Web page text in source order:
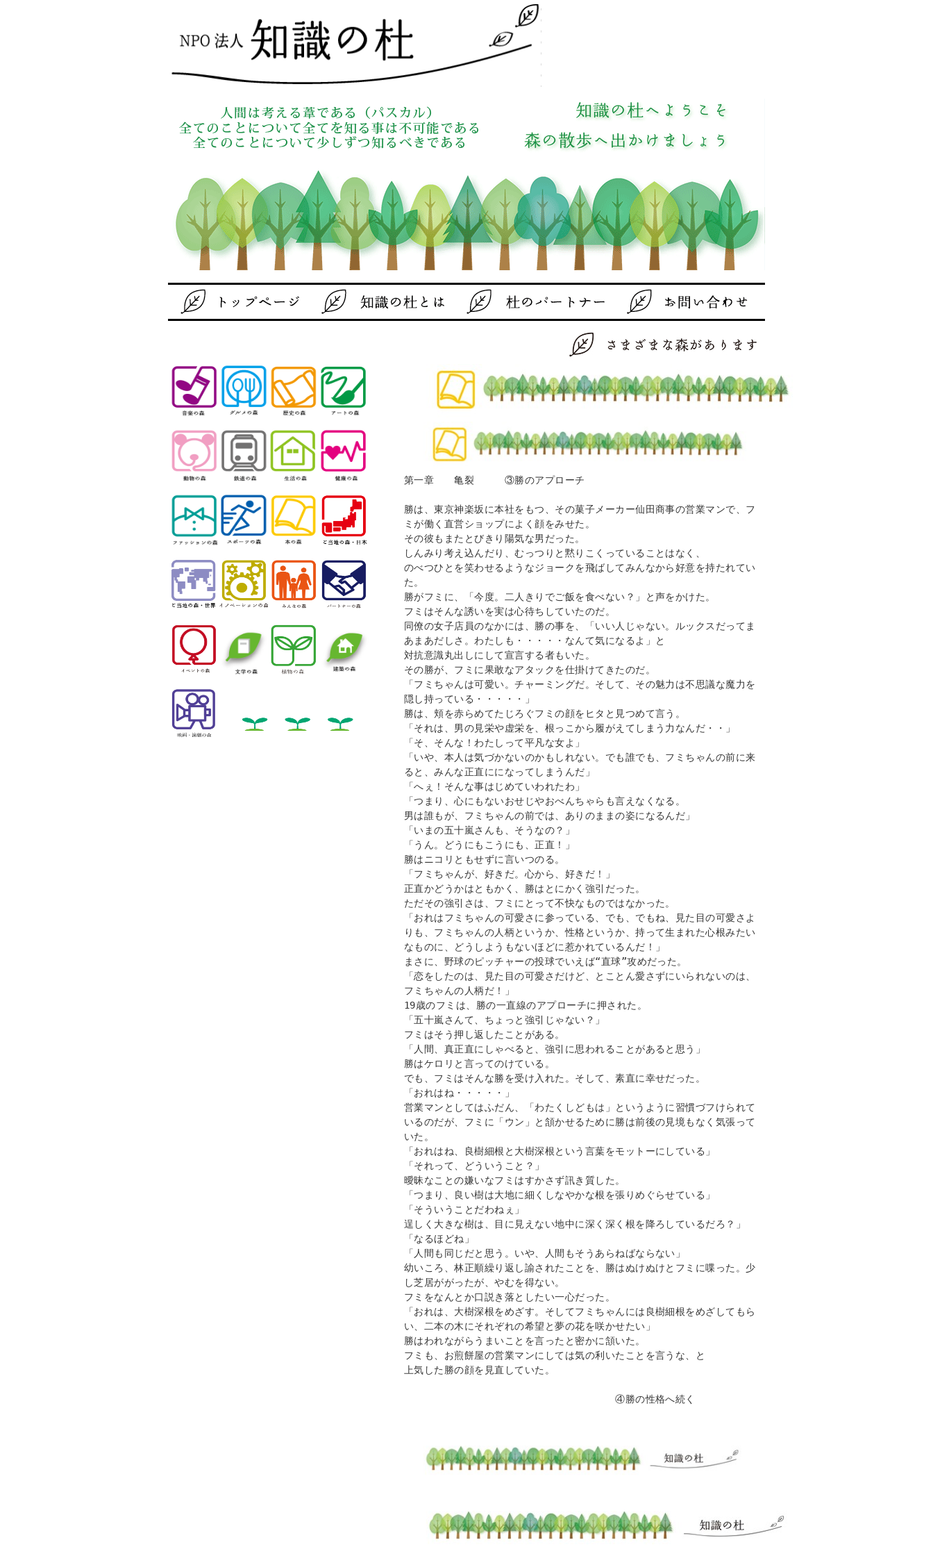
第一章　　亀裂　　　③勝のアプローチ
勝は、東京神楽坂に本社をもつ、その菓子メーカー仙田商事の営業マンで、フ
ミが働く直営ショップによく顔をみせた。
その彼もまたとびきり陽気な男だった。
しんみり考え込んだり、むっつりと黙りこくっていることはなく、
のべつひとを笑わせるようなジョークを飛ばしてみんなから好意を持たれてい
た。
勝がフミに、「今度。二人きりでご飯を食べない？」と声をかけた。
フミはそんな誘いを実は心待ちしていたのだ。
同僚の女子店員のなかには、勝の事を、「いい人じゃない。ルックスだってま
あまあだしさ。わたしも・・・・・なんて気になるよ」と
対抗意識丸出しにして宣言する者もいた。
その勝が、フミに果敢なアタックを仕掛けてきたのだ。
「フミちゃんは可愛い。チャーミングだ。そして、その魅力は不思議な魔力を
隠し持っている・・・・・」
勝は、頬を赤らめてたじろぐフミの顔をヒタと見つめて言う。
「それは、男の見栄や虚栄を、根っこから履がえてしまう力なんだ・・」
「そ、そんな！わたしって平凡な女よ」
「いや、本人は気づかないのかもしれない。でも誰でも、フミちゃんの前に来
ると、みんな正直にになってしまうんだ」
「へぇ！そんな事はじめていわれたわ」
「つまり、心にもないおせじやおべんちゃらも言えなくなる。
男は誰もが、フミちゃんの前では、ありのままの姿になるんだ」
「いまの五十嵐さんも、そうなの？」
「うん。どうにもこうにも、正直！」
勝はニコリともせずに言いつのる。
「フミちゃんが、好きだ。心から、好きだ！」
正直かどうかはともかく、勝はとにかく強引だった。
ただその強引さは、フミにとって不快なものではなかった。
「おれはフミちゃんの可愛さに参っている、でも、でもね、見た目の可愛さよ
りも、フミちゃんの人柄というか、性格というか、持って生まれた心根みたい
なものに、どうしようもないほどに惹かれているんだ！」
まさに、野球のピッチャーの投球でいえば“直球”攻めだった。
「恋をしたのは、見た目の可愛さだけど、とことん愛さずにいられないのは、
フミちゃんの人柄だ！」
19歳のフミは、勝の一直線のアプローチに押された。
「五十嵐さんて、ちょっと強引じゃない？」
フミはそう押し返したことがある。
「人間、真正直にしゃべると、強引に思われることがあると思う」
勝はケロリと言ってのけている。
でも、フミはそんな勝を受け入れた。そして、素直に幸せだった。
「おれはね・・・・・」
営業マンとしてはふだん、「わたくしどもは」というように習慣づフけられて
いるのだが、フミに「ウン」と頷かせるために勝は前後の見境もなく気張って
いた。
「おれはね、良樹細根と大樹深根という言葉をモットーにしている」
「それって、どういうこと？」
曖昧なことの嫌いなフミはすかさず訊き質した。
「つまり、良い樹は大地に細くしなやかな根を張りめぐらせている」
「そういうことだわねぇ」
逞しく大きな樹は、目に見えない地中に深く深く根を降ろしているだろ？」
「なるほどね」
「人間も同じだと思う。いや、人間もそうあらねばならない」
幼いころ、林正順繰り返し諭されたことを、勝はぬけぬけとフミに喋った。少
し芝居ががったが、やむを得ない。
フミをなんとか口説き落としたい一心だった。
「おれは、大樹深根をめざす。そしてフミちゃんには良樹細根をめざしてもら
い、二本の木にそれぞれの希望と夢の花を咲かせたい」
勝はわれながらうまいことを言ったと密かに頷いた。
フミも、お煎餅屋の営業マンにしては気の利いたことを言うな、と
上気した勝の顔を見直していた。
④勝の性格へ続く